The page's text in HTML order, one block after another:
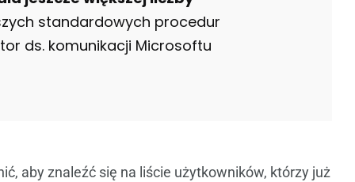
standardowych procedur
ds. komunikacji Microsoftu
aby znaleźć się na liście użytkowników, którzy już